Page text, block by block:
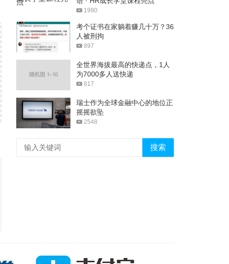
1990
考个证书在家躺着赚几十万？36
人被刑拘
897
全世界海拔最高的快递点，1人
为7000多人送快递
817
瑞士作为全球金融中心的地位正
摇摇欲坠
2548
搜索